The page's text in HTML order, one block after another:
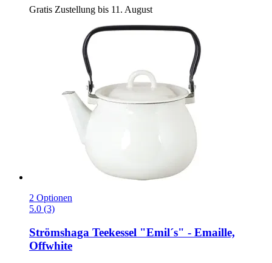
Gratis Zustellung bis 11. August
2 Optionen
5.0 (3)
Strömshaga Teekessel "Emil´s" -​ Emaille,
Offwhite